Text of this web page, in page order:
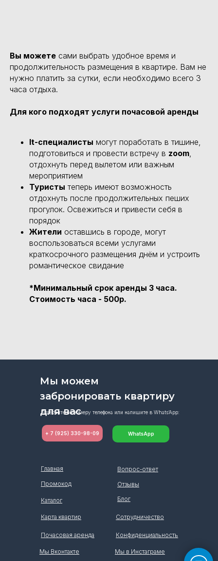
Вы можете сами выбрать удобное время и
продолжительность размещения в квартире. Вам не
нужно платить за сутки, если необходимо всего 3
часа отдыха.
Для кого подходят услуги почасовой аренды
It-специалисты могут поработать в тишине,
подготовиться и провести встречу в zoom,
отдохнуть перед вылетом или важным
мероприятием
Туристы теперь имеют возможность
отдохнуть после продолжительных пеших
прогулок. Освежиться и привести себя в
порядок
Жители оставшись в городе, могут
воспользоваться всеми услугами
краткосрочного размещения днём и устроить
романтическое свидание
*Минимальный срок аренды 3 часа.
Стоимость часа - 500р.
Мы можем
забронировать квартиру
для вас
Позвоните по номеру телефона или напишите в Whats’App:
+ 7 (925) 330-98-09 WhatsApp
Главная
Промокод
Каталог
Карта квартир
Почасовая аренда
Вопрос-ответ
Отзывы
Блог
Сотрудничество
Конфиденциальность
Мы Вконтакте Мы в Инстаграме